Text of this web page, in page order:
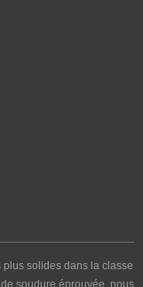
solides dans la classe
soudure éprouvée, nous